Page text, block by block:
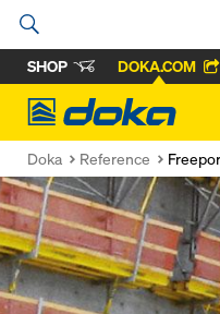
SHOP DOKA.COM
Doka
Doka Reference